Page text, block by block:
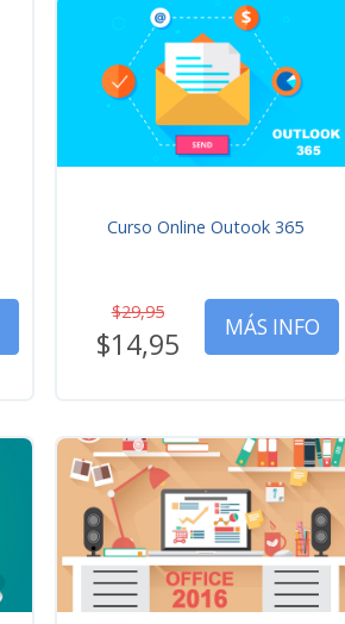
Curso Online Outook 365
$29,95
$14,95 MÁS INFO